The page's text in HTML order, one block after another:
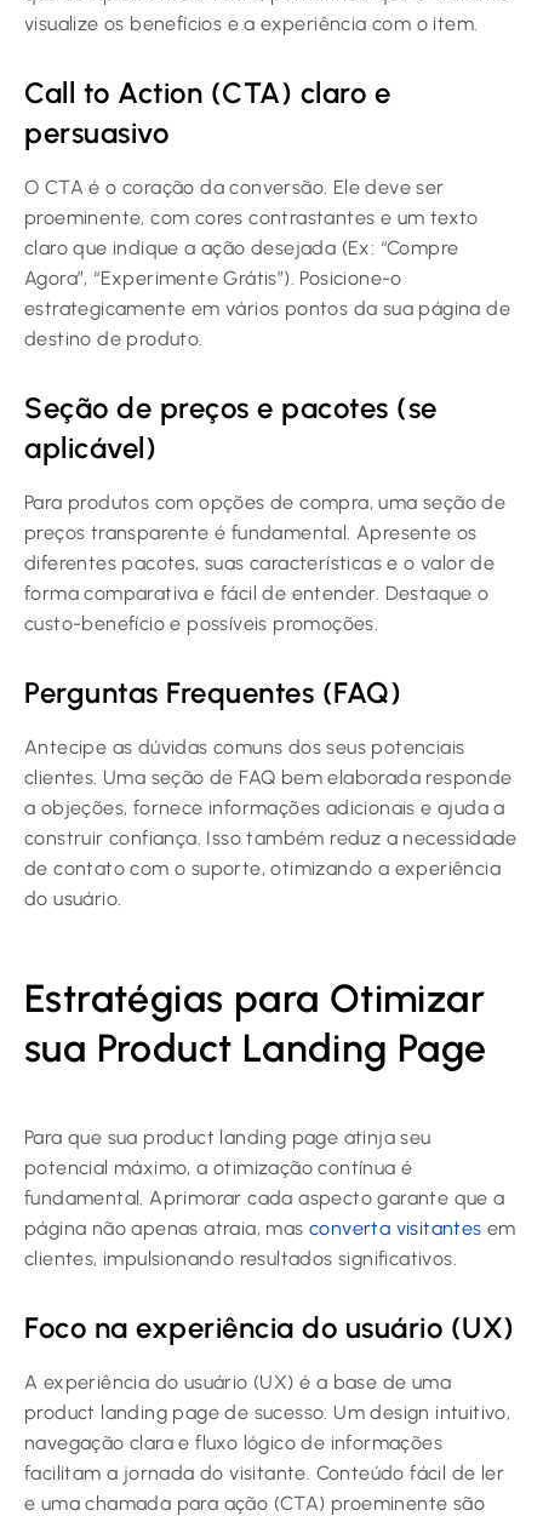
visualize os benefícios e a experiência com o item.
Call to Action (CTA) claro e
persuasivo
O CTA é o coração da conversão. Ele deve ser
proeminente, com cores contrastantes e um texto
claro que indique a ação desejada (Ex: “Compre
Agora”, “Experimente Grátis”). Posicione-o
estrategicamente em vários pontos da sua página de
destino de produto.
Seção de preços e pacotes (se
aplicável)
Para produtos com opções de compra, uma seção de
preços transparente é fundamental. Apresente os
diferentes pacotes, suas características e o valor de
forma comparativa e fácil de entender. Destaque o
custo-benefício e possíveis promoções.
Perguntas Frequentes (FAQ)
Antecipe as dúvidas comuns dos seus potenciais
clientes. Uma seção de FAQ bem elaborada responde
a objeções, fornece informações adicionais e ajuda a
construir confiança. Isso também reduz a necessidade
de contato com o suporte, otimizando a experiência
do usuário.
Estratégias para Otimizar
sua Product Landing Page
Para que sua product landing page atinja seu
potencial máximo, a otimização contínua é
fundamental. Aprimorar cada aspecto garante que a
página não apenas atraia, mas converta visitantes em
clientes, impulsionando resultados significativos.
Foco na experiência do usuário (UX)
A experiência do usuário (UX) é a base de uma
product landing page de sucesso. Um design intuitivo,
navegação clara e fluxo lógico de informações
facilitam a jornada do visitante. Conteúdo fácil de ler
e uma chamada para ação (CTA) proeminente são